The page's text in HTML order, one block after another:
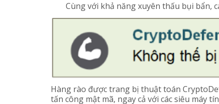
Cùng với khả năng xuyên thấu bụi bẩn,
Hàng rào được trang bị thuật toán
tấn công mật mã, ngay cả với các siêu máy